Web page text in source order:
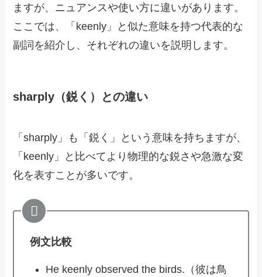
ますが、ニュアンスや使い方に違いがあります。
ここでは、「keenly」と似た意味を持つ代表的な
副詞を紹介し、それぞれの違いを説明します。
sharply（鋭く）との違い
「sharply」も「鋭く」という意味を持ちますが、
「keenly」と比べてより物理的な鋭さや急激な変
化を表すことが多いです。
例文比較
He keenly observed the birds.（彼は鳥